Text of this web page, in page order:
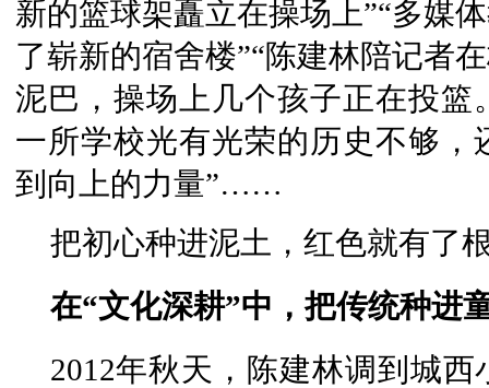
新的篮球架矗立在操场上”“多媒
了崭新的宿舍楼”“陈建林陪记者
泥巴，操场上几个孩子正在投篮
一所学校光有光荣的历史不够
到向上的力量”……
把初心种进泥土，红色就有了
在“文化深耕”中，把传统种进
2012年秋天，陈建林调到城